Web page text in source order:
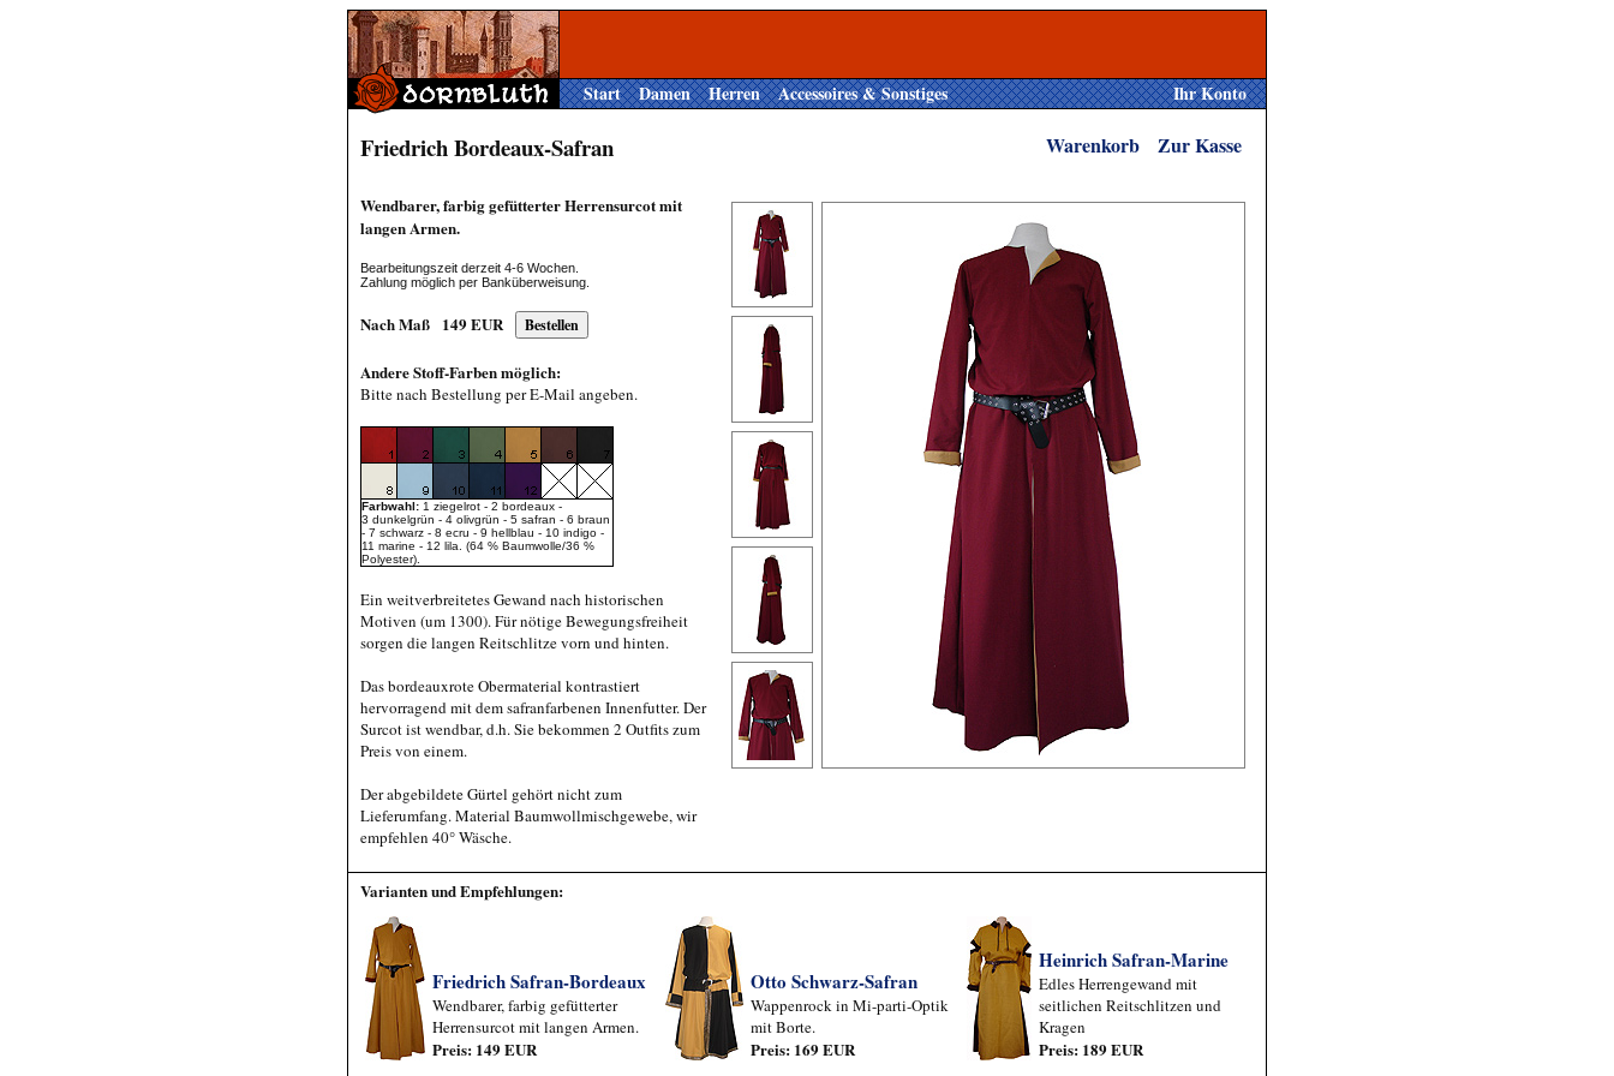
Start Damen Herren Accessoires & Sonstiges Ihr Konto
Friedrich Bordeaux-Safran Warenkorb Zur Kasse
Wendbarer, farbig gefütterter Herrensurcot mit
langen Armen.
Bearbeitungszeit derzeit 4-6 Wochen.
Zahlung möglich per Banküberweisung.
Nach Maß 149EUR
Andere Stoff-Farben möglich:
Bitte nach Bestellung per E-Mail angeben.
Farbwahl: 1 ziegelrot - 2 bordeaux -
3 dunkelgrün - 4 olivgrün - 5 safran - 6 braun
- 7 schwarz - 8 ecru - 9 hellblau - 10 indigo -
11 marine - 12 lila. (64 % Baumwolle/36 %
Polyester).
Ein weitverbreitetes Gewand nach historischen
Motiven (um 1300). Für nötige Bewegungsfreiheit
sorgen die langen Reitschlitze vorn und hinten.
Das bordeauxrote Obermaterial kontrastiert
hervorragend mit dem safranfarbenen Innenfutter. Der
Surcot ist wendbar, d.h. Sie bekommen 2 Outfits zum
Preis von einem.
Der abgebildete Gürtel gehört nicht zum
Lieferumfang. Material Baumwollmischgewebe, wir
empfehlen 40° Wäsche.
Varianten und Empfehlungen:
Friedrich Safran-Bordeaux
Wendbarer, farbig gefütterter
Herrensurcot mit langen Armen.
Preis: 149 EUR
Otto Schwarz-Safran
Wappenrock in Mi-parti-Optik
mit Borte.
Preis: 169 EUR
Heinrich Safran-Marine
Edles Herrengewand mit
seitlichen Reitschlitzen und
Kragen
Preis: 189 EUR